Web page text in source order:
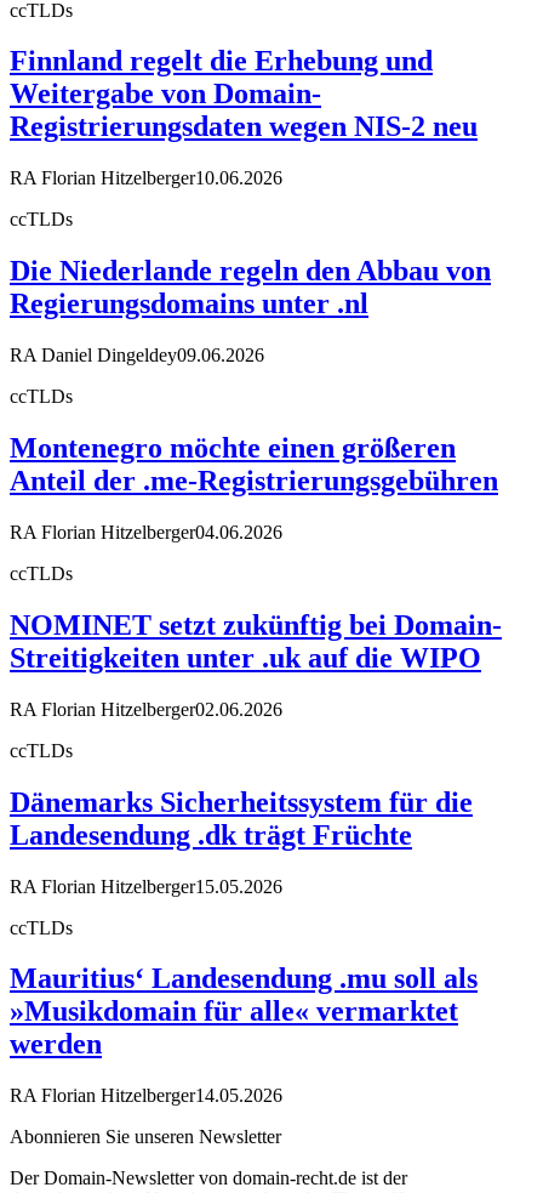
ccTLDs
Finnland regelt die Erhebung und
Weitergabe von Domain-
Registrierungsdaten wegen NIS-2 neu
RA Florian Hitzelberger10.06.2026
ccTLDs
Die Niederlande regeln den Abbau von
Regierungsdomains unter .nl
RA Daniel Dingeldey09.06.2026
ccTLDs
Montenegro möchte einen größeren
Anteil der .me-Registrierungsgebühren
RA Florian Hitzelberger04.06.2026
ccTLDs
NOMINET setzt zukünftig bei Domain-
Streitigkeiten unter .uk auf die WIPO
RA Florian Hitzelberger02.06.2026
ccTLDs
Dänemarks Sicherheitssystem für die
Landesendung .dk trägt Früchte
RA Florian Hitzelberger15.05.2026
ccTLDs
Mauritius‘ Landesendung .mu soll als
»Musikdomain für alle« vermarktet
werden
RA Florian Hitzelberger14.05.2026
Abonnieren Sie unseren Newsletter
Der Domain-Newsletter von domain-recht.de ist der